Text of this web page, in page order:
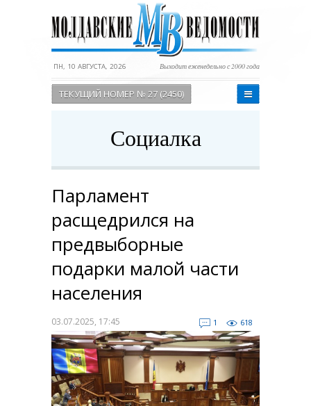
ПН, 10 АВГУСТА, 2026 Выходит еженедельно с 2000 года
ТЕКУЩИЙ НОМЕР № 27 (2450)
Социалка
Парламент
расщедрился на
предвыборные
подарки малой части
населения
03.07.2025, 17:45 1 618